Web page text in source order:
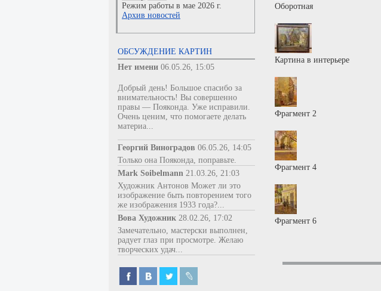
Режим работы в мае 2026 г.
Архив новостей
ОБСУЖДЕНИЕ КАРТИН
Нет имени 06.05.26, 15:05
Добрый день! Большое спасибо за
внимательность! Вы совершенно
правы — Пояконда. Уже исправили.
Очень ценим, что помогаете делать
материа...
Георгий Виноградов 06.05.26, 14:05
Только она Пояконда, поправьте.
Mark Soibelmann 21.03.26, 21:03
Художник Антонов Может ли это
изображение быть повторением того
же изображения 1933 года?...
Вова Художник 28.02.26, 17:02
Замечательно, мастерски выполнен,
радует глаз при просмотре. Желаю
творческих удач...
Оборотная
Картина в интерьере
Фрагмент 2
Фрагмент 4
Фрагмент 6